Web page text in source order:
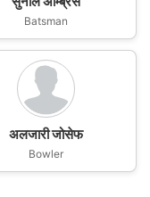
Batsman
अलजारी जोसेफ
Bowler